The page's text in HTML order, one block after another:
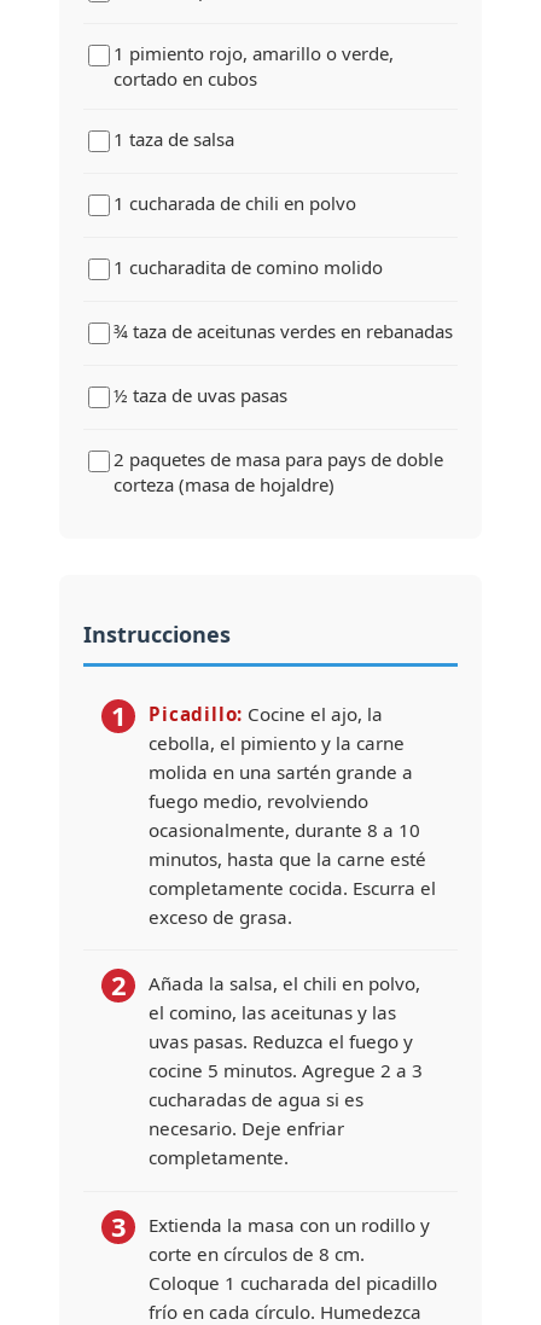
1 pimiento rojo, amarillo o verde,
cortado en cubos
1 taza de salsa
1 cucharada de chili en polvo
1 cucharadita de comino molido
¾ taza de aceitunas verdes en rebanadas
½ taza de uvas pasas
2 paquetes de masa para pays de doble
corteza (masa de hojaldre)
Instrucciones
1 Picadillo: Cocine el ajo, la
cebolla, el pimiento y la carne
molida en una sartén grande a
fuego medio, revolviendo
ocasionalmente, durante 8 a 10
minutos, hasta que la carne esté
completamente cocida. Escurra el
exceso de grasa.
2
Añada la salsa, el chili en polvo,
el comino, las aceitunas y las
uvas pasas. Reduzca el fuego y
cocine 5 minutos. Agregue 2 a 3
cucharadas de agua si es
necesario. Deje enfriar
completamente.
3
Extienda la masa con un rodillo y
corte en círculos de 8 cm.
Coloque 1 cucharada del picadillo
frío en cada círculo. Humedezca